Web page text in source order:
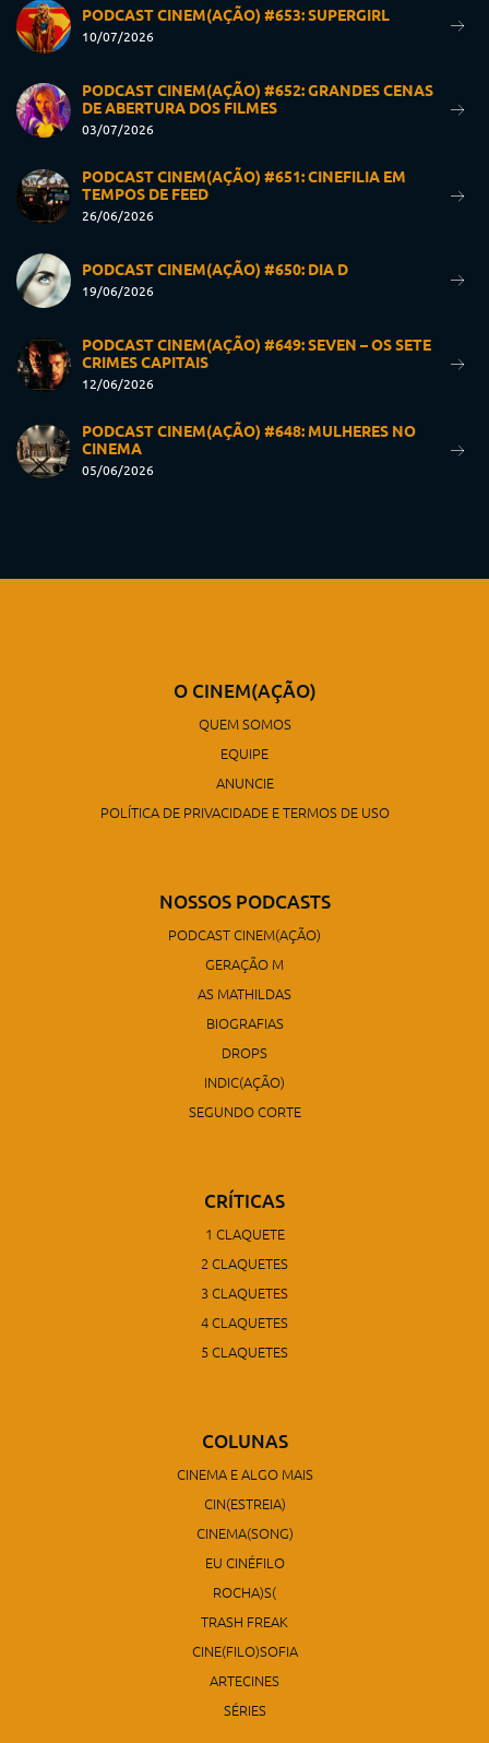
PODCAST CINEM(AÇÃO) #653: SUPERGIRL
10/07/2026
PODCAST CINEM(AÇÃO) #652: GRANDES CENAS
DE ABERTURA DOS FILMES
03/07/2026
PODCAST CINEM(AÇÃO) #651: CINEFILIA EM
TEMPOS DE FEED
26/06/2026
PODCAST CINEM(AÇÃO) #650: DIA D
19/06/2026
PODCAST CINEM(AÇÃO) #649: SEVEN – OS SETE
CRIMES CAPITAIS
12/06/2026
PODCAST CINEM(AÇÃO) #648: MULHERES NO
CINEMA
05/06/2026
O CINEM(AÇÃO)
QUEM SOMOS
EQUIPE
ANUNCIE
POLÍTICA DE PRIVACIDADE E TERMOS DE USO
NOSSOS PODCASTS
PODCAST CINEM(AÇÃO)
GERAÇÃO M
AS MATHILDAS
BIOGRAFIAS
DROPS
INDIC(AÇÃO)
SEGUNDO CORTE
CRÍTICAS
1 CLAQUETE
2 CLAQUETES
3 CLAQUETES
4 CLAQUETES
5 CLAQUETES
COLUNAS
CINEMA E ALGO MAIS
CIN(ESTREIA)
CINEMA(SONG)
EU CINÉFILO
ROCHA)S(
TRASH FREAK
CINE(FILO)SOFIA
ARTECINES
SÉRIES